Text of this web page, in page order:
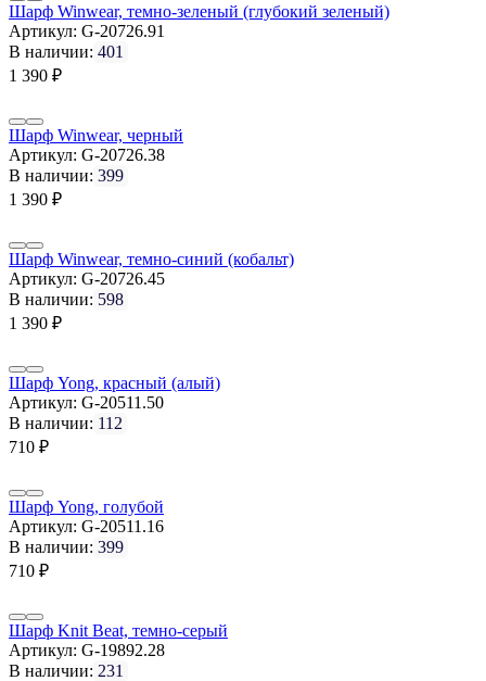
Шарф Winwear, темно-зеленый (глубокий зеленый)
Артикул: G-20726.91
В наличии: 401
1 390 ₽
Шарф Winwear, черный
Артикул: G-20726.38
В наличии: 399
1 390 ₽
Шарф Winwear, темно-синий (кобальт)
Артикул: G-20726.45
В наличии: 598
1 390 ₽
Шарф Yong, красный (алый)
Артикул: G-20511.50
В наличии: 112
710 ₽
Шарф Yong, голубой
Артикул: G-20511.16
В наличии: 399
710 ₽
Шарф Knit Beat, темно-серый
Артикул: G-19892.28
В наличии: 231